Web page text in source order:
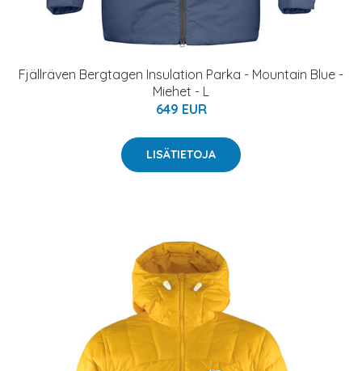
Fjällräven Bergtagen Insulation Parka - Mountain Blue -
Miehet - L
649 EUR
LISÄTIETOJA